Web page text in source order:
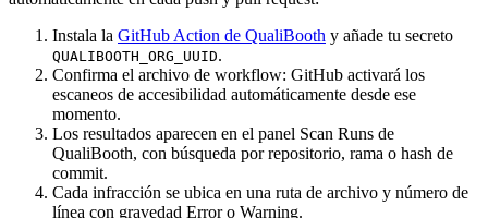
Instala la GitHub Action de QualiBooth y añade tu secreto
QUALIBOOTH_ORG_UUID.
Confirma el archivo de workflow: GitHub activará los
escaneos de accesibilidad automáticamente desde ese
momento.
Los resultados aparecen en el panel Scan Runs de
QualiBooth, con búsqueda por repositorio, rama o hash de
commit.
Cada infracción se ubica en una ruta de archivo y número de
línea con gravedad Error o Warning.